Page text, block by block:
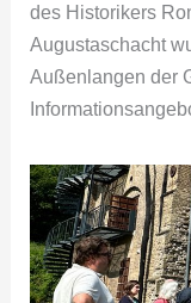
des Historikers
Augustaschacht
Außenlangen der